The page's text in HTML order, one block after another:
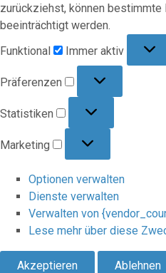
zurückziehst, können bestimmte
beeinträchtigt werden.
Funktional
Immer aktiv
Präferenzen
Statistiken
Marketing
Optionen verwalten
Dienste verwalten
Verwalten von
Lese mehr über diese
Akzeptieren Ablehnen